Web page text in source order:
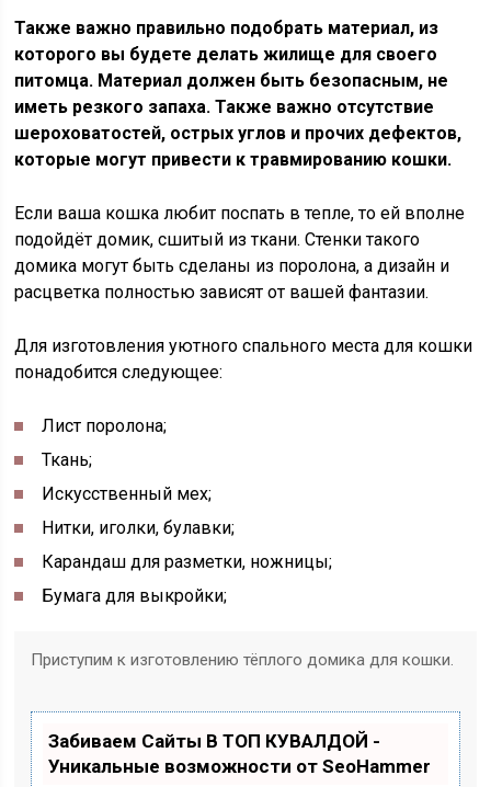
Также важно правильно подобрать материал, из
которого вы будете делать жилище для своего
питомца. Материал должен быть безопасным, не
иметь резкого запаха. Также важно отсутствие
шероховатостей, острых углов и прочих дефектов,
которые могут привести к травмированию кошки.
Если ваша кошка любит поспать в тепле, то ей вполне
подойдёт домик, сшитый из ткани. Стенки такого
домика могут быть сделаны из поролона, а дизайн и
расцветка полностью зависят от вашей фантазии.
Для изготовления уютного спального места для кошки
понадобится следующее:
Лист поролона;
Ткань;
Искусственный мех;
Нитки, иголки, булавки;
Карандаш для разметки, ножницы;
Бумага для выкройки;
Приступим к изготовлению тёплого домика для кошки.
Забиваем Сайты В ТОП КУВАЛДОЙ -
Уникальные возможности от SeoHammer